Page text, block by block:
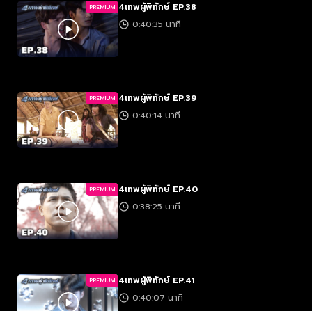
PREMIUM 4เทพผู้พิทักษ์ EP.38
0:40:35 นาที
PREMIUM 4เทพผู้พิทักษ์ EP.39
0:40:14 นาที
PREMIUM 4เทพผู้พิทักษ์ EP.40
0:38:25 นาที
PREMIUM 4เทพผู้พิทักษ์ EP.41
0:40:07 นาที